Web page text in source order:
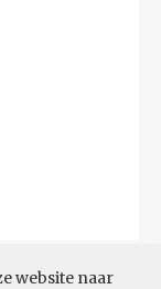
website naar